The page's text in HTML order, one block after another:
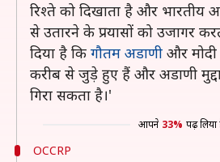
रिश्ते को दिखाता है और भारतीय
से उतारने के प्रयासों को उजागर
दिया है कि गौतम अडाणी और
करीब से जुड़े हुए हैं और अडाणी
गिरा सकता है।'
आपने 33% पढ़ लिया
OCCRP